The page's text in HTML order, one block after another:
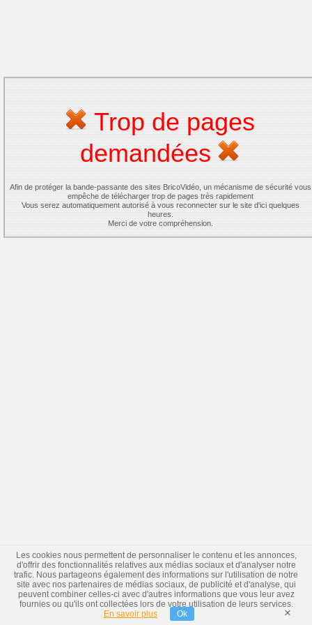
Trop de pages
demandées
Afin de protéger la bande-passante des sites BricoVidéo, un mécanisme de sécurité vous
empêche de télécharger trop de pages très rapidement
Vous serez automatiquement autorisé à vous reconnecter sur le site d'ici quelques
heures.
Merci de votre compréhension.
Les cookies nous permettent de personnaliser le contenu et les annonces,
d'offrir des fonctionnalités relatives aux médias sociaux et d'analyser notre
trafic. Nous partageons également des informations sur l'utilisation de notre
site avec nos partenaires de médias sociaux, de publicité et d'analyse, qui
peuvent combiner celles-ci avec d'autres informations que vous leur avez
fournies ou qu'ils ont collectées lors de votre utilisation de leurs services.
En savoir plus
Ok ×